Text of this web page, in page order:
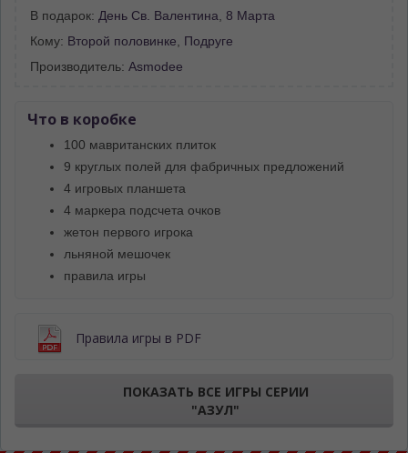
В подарок: День Св. Валентина, 8 Марта
Кому: Второй половинке, Подруге
Производитель: Asmodee
Что в коробке
100 мавританских плиток
9 круглых полей для фабричных предложений
4 игровых планшета
4 маркера подсчета очков
жетон первого игрока
льняной мешочек
правила игры
Правила игры в PDF
ПОКАЗАТЬ ВСЕ ИГРЫ СЕРИИ
"АЗУЛ"